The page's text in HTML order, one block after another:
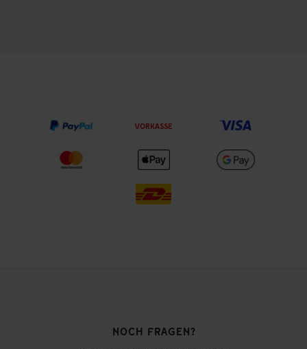
VORKASSE
NOCH FRAGEN?